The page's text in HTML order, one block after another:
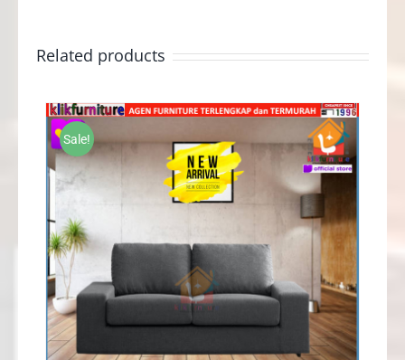
Related products
Sale!